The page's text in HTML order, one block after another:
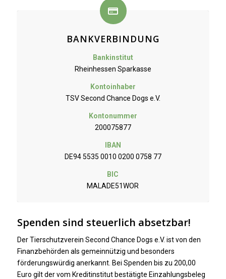
BANKVERBINDUNG
Bankinstitut
Rheinhessen Sparkasse
Kontoinhaber
TSV Second Chance Dogs e.V.
Kontonummer
200075877
IBAN
DE94 5535 0010 0200 0758 77
BIC
MALADE51WOR
Spenden sind steuerlich absetzbar!
Der Tierschutzverein Second Chance Dogs e.V. ist von den
Finanzbehörden als gemeinnützig und besonders
förderungswürdig anerkannt. Bei Spenden bis zu 200,00
Euro gilt der vom Kreditinstitut bestätigte Einzahlungsbeleg